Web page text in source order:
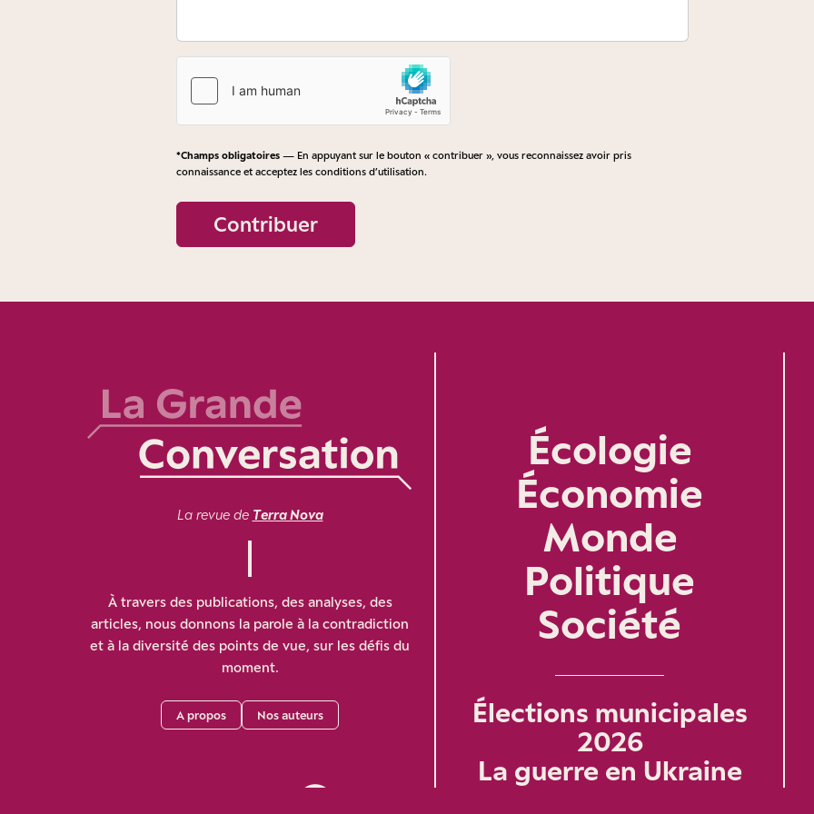
*Champs obligatoires — En appuyant sur le bouton « contribuer », vous reconnaissez avoir pris
connaissance et acceptez les conditions d’utilisation.
Contribuer
La revue de Terra Nova
À travers des publications, des analyses, des
articles, nous donnons la parole à la contradiction
et à la diversité des points de vue, sur les défis du
moment.
A propos Nos auteurs
Écologie
Économie
Monde
Politique
Société
Élections municipales
2026
La guerre en Ukraine